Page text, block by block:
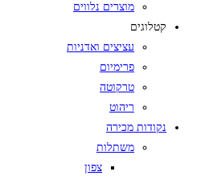
מוצרים נלווים
קטלוגים
עציצים ואדניות
פרימיום
טרקוטה
ריהוט
נקודות מכירה
משתלות
צפון